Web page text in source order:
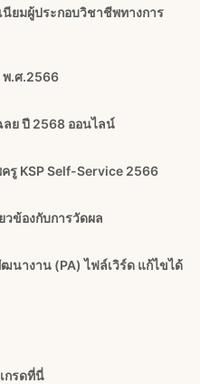
นียมผู้ประกอบวิชาชีพทางการ
พ.ศ.2566
ลย ปี 2568 ออนไลน์
รู KSP Self-Service 2566
วข้องกับการวัดผล
างาน (PA) ไฟล์เวิร์ด แก้ไขได้
กรดที่นี่